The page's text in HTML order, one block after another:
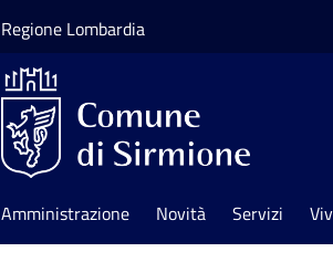
Regione Lombardia
Amministrazione Novità Servizi